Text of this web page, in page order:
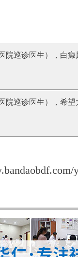
院巡诊医生）
，白
院巡诊医生）
，希